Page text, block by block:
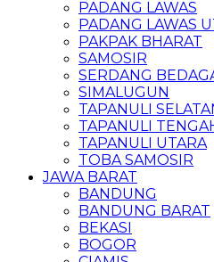
PADANG LAWAS
PADANG LAWAS
PAKPAK BHARAT
SAMOSIR
SERDANG
SIMALUGUN
TAPANULI
TAPANULI
TAPANULI UTARA
TOBA SAMOSIR
JAWA BARAT
BANDUNG
BANDUNG BARAT
BEKASI
BOGOR